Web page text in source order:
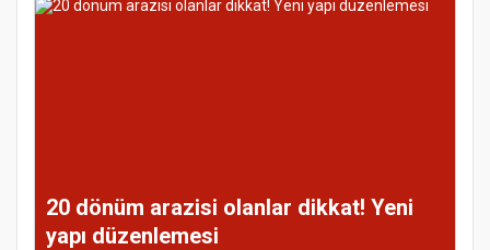
20 dönüm arazisi olanlar dikkat! Yeni
yapı düzenlemesi